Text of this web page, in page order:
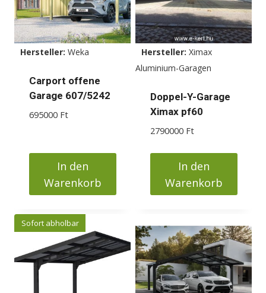
Die
Optionen
können
auf
der
Produktseite
gewählt
Hersteller: Weka
Carport offene
Garage 607/5242
695000 Ft
In den
Warenkorb
Hersteller: Ximax
Aluminium-Garagen
Doppel-Y-Garage
Ximax pf60
2790000 Ft
In den
Warenkorb
Sofort abholbar